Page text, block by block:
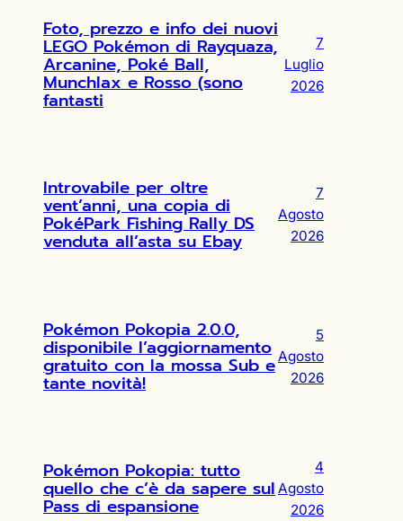
Foto, prezzo e info dei nuovi
LEGO Pokémon di Rayquaza,
Arcanine, Poké Ball,
Munchlax e Rosso (sono
fantasti
7
Luglio
2026
Introvabile per oltre
vent’anni, una copia di
PokéPark Fishing Rally DS
venduta all’asta su Ebay
7
Agosto
2026
Pokémon Pokopia 2.0.0,
disponibile l’aggiornamento
gratuito con la mossa Sub e
tante novità!
5
Agosto
2026
Pokémon Pokopia: tutto
quello che c’è da sapere sul
Pass di espansione
4
Agosto
2026